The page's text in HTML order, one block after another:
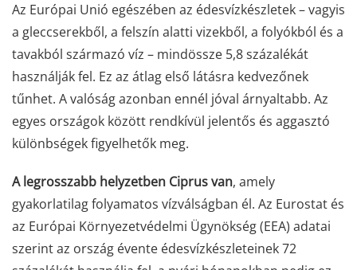
Az Európai Unió egészében az édesvízkészletek – vagyis
a gleccserekből, a felszín alatti vizekből, a folyókból és a
tavakból származó víz – mindössze 5,8 százalékát
használják fel. Ez az átlag első látásra kedvezőnek
tűnhet. A valóság azonban ennél jóval árnyaltabb. Az
egyes országok között rendkívül jelentős és aggasztó
különbségek figyelhetők meg.
A legrosszabb helyzetben Ciprus van, amely
gyakorlatilag folyamatos vízválságban él. Az Eurostat és
az Európai Környezetvédelmi Ügynökség (EEA) adatai
szerint az ország évente édesvízkészleteinek 72